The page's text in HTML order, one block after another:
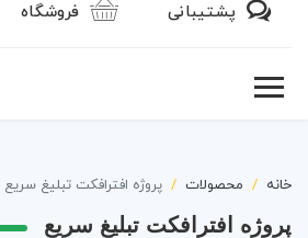
پشتیبانی فروشگاه
خانه محصولات پروژه افترافکت تبلیغ سریع
پروژه افترافکت تبلیغ سریع